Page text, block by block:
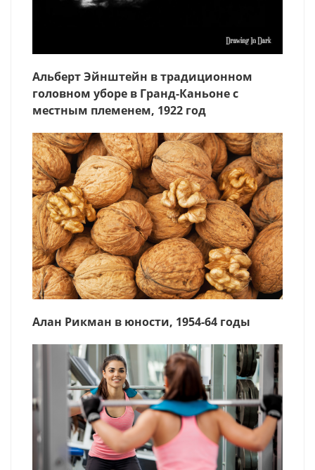
Альберт Эйнштейн в традиционном
головном уборе в Гранд-Каньоне с
местным племенем, 1922 год
Алан Рикман в юности, 1954-64 годы